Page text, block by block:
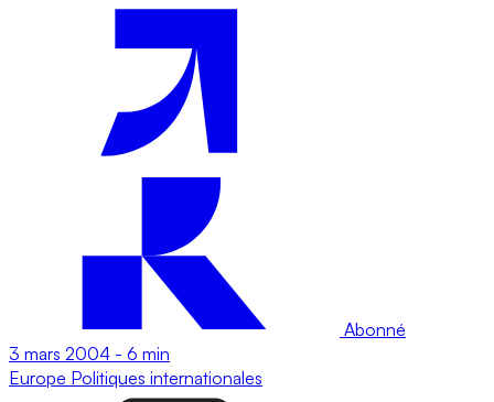
Abonné
3 mars 2004 - 6 min
Europe Politiques internationales